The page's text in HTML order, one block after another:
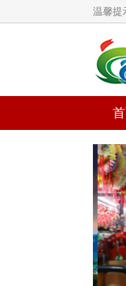
温馨提